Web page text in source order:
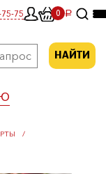
75 00a
НАЙТИ